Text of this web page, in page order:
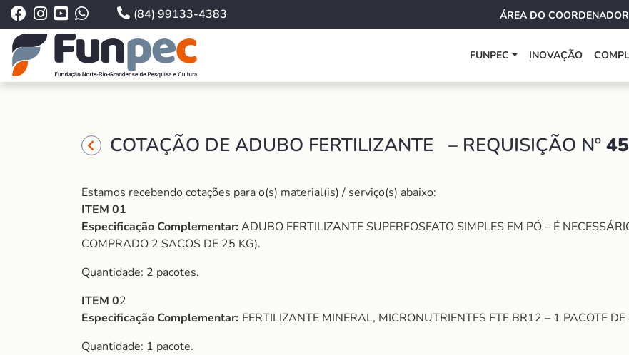
(84) 99133-4383 ÁREA DO COORDENADOR
FUNPEC INOVAÇÃO
COTAÇÃO DE ADUBO FERTILIZANTE – REQUISIÇÃO Nº
Estamos recebendo cotações para o(s) material(is) / serviço(s) abaixo:
ITEM 01
Especificação Complementar:ADUBO FERTILIZANTE SUPERFOSFATO SIMPLES EM PÓ – É
COMPRADO 2 SACOS DE 25 KG).
Quantidade: 2 pacotes.
ITEM 02
Especificação Complementar: FERTILIZANTE MINERAL, MICRONUTRIENTES FTE BR12 – 1 PACOTE
Quantidade: 1 pacote.